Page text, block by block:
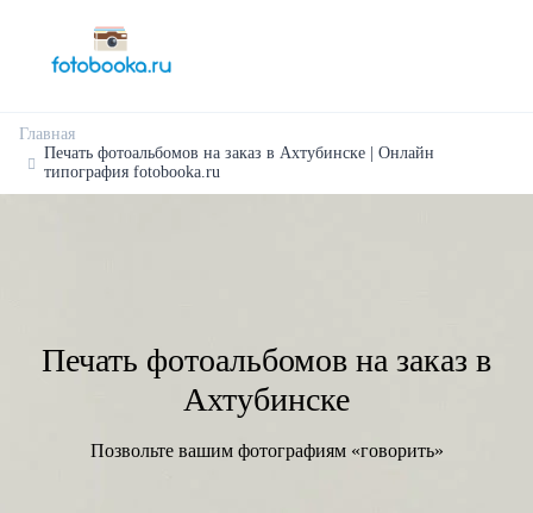
Главная
Печать фотоальбомов на заказ в Ахтубинске | Онлайн
типография fotobooka.ru
Печать фотоальбомов на заказ в
Ахтубинске
Позвольте вашим фотографиям «говорить»